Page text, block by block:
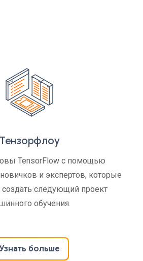
Тензорфлоу
TensorFlow с помощью
и экспертов, которые
следующий проект
обучения.
больше